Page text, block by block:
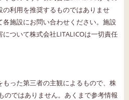
利用を推奨するものではありませ
施設にお問い合わせください。施設
ついて株式会社LITALICOは一切責任
った第三者の主観によるもので、株
のではありません。あくまで参考情報